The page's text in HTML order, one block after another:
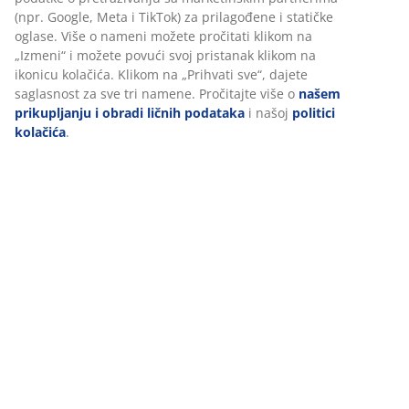
Recenzije
(17)
Dostava
(npr. Google, Meta i TikTok) za prilagođene i statičke
oglase. Više o nameni možete pročitati klikom na
„Izmeni“ i možete povući svoj pristanak klikom na
ikonicu kolačića. Klikom na „Prihvati sve“, dajete
saglasnost za sve tri namene. Pročitajte više o našem
prikupljanju i obradi ličnih podataka i našoj politici
kolačića.